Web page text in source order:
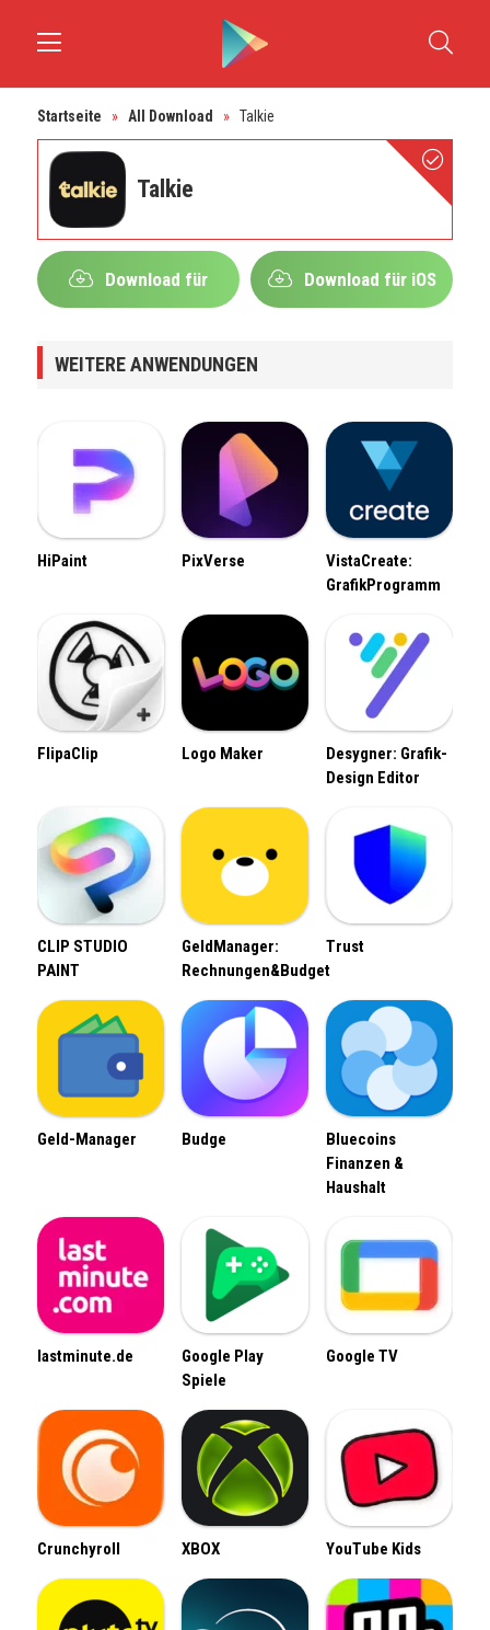
Startseite » All Download » Talkie
Talkie
Download für Download für iOS
WEITERE ANWENDUNGEN
HiPaint PixVerse
VistaCreate:
GrafikProgramm
FlipaClip Logo Maker
Desygner: Grafik-
Design Editor
CLIP STUDIO
PAINT
GeldManager:
Rechnungen&Budget
Trust
Geld-Manager Budge
Bluecoins
Finanzen &
Haushalt
lastminute.de
Google Play
Spiele
Google TV
Crunchyroll XBOX YouTube Kids